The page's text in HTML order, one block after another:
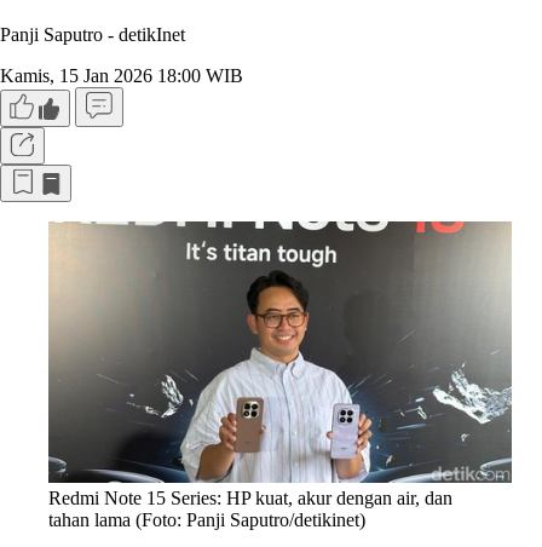
Panji Saputro - detikInet
Kamis, 15 Jan 2026 18:00 WIB
Redmi Note 15 Series: HP kuat, akur dengan air, dan
tahan lama (Foto: Panji Saputro/detikinet)